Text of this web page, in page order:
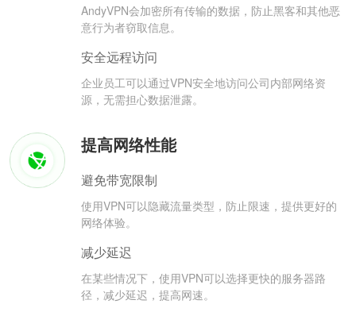
AndyVPN会加密所有传输的数据，防止黑客和其他恶
意行为者窃取信息。
安全远程访问
企业员工可以通过VPN安全地访问公司内部网络资
源，无需担心数据泄露。
提高网络性能
避免带宽限制
使用VPN可以隐藏流量类型，防止限速，提供更好的
网络体验。
减少延迟
在某些情况下，使用VPN可以选择更快的服务器路
径，减少延迟，提高网速。